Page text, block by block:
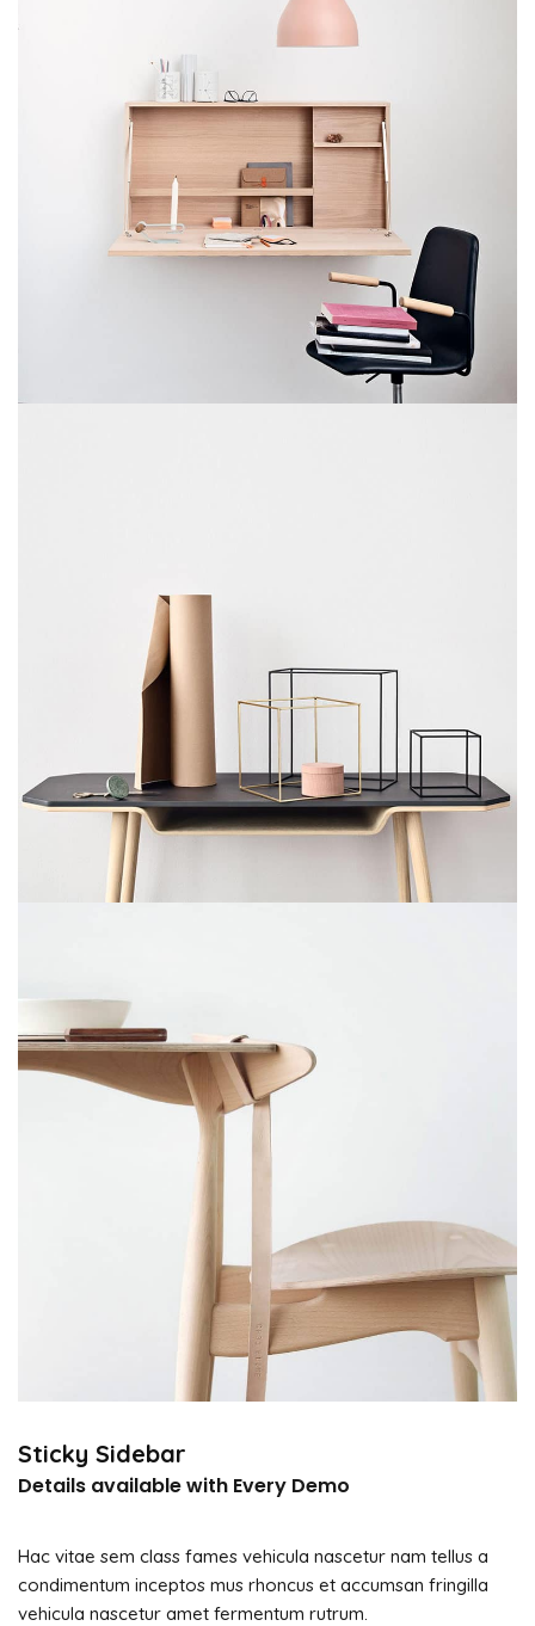
Sticky Sidebar
Details available with Every Demo
Hac vitae sem class fames vehicula nascetur nam tellus a
condimentum inceptos mus rhoncus et accumsan fringilla
vehicula nascetur amet fermentum rutrum.